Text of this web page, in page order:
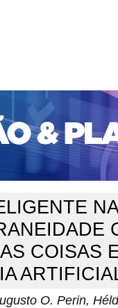
CADASTRO
SUBMISSÕES
TUTORIAL PARA
COISAS
O. Perin,